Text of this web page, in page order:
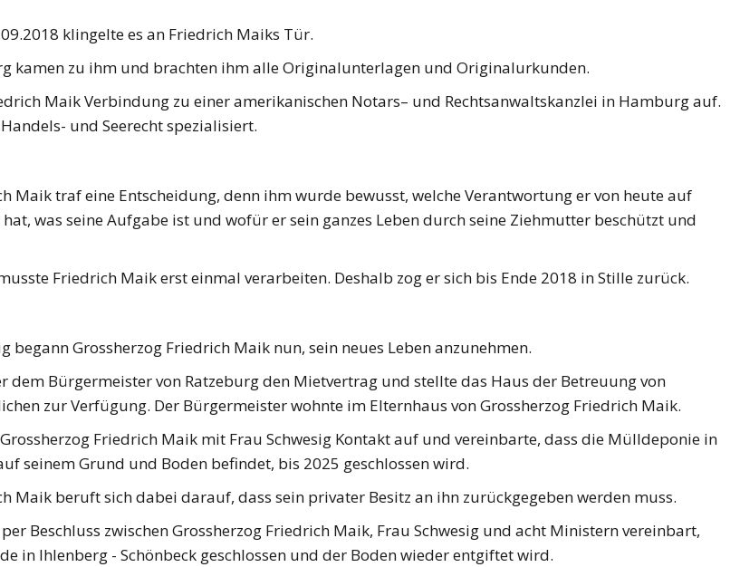
klingelte es an Friedrich Maiks Tür.
kamen zu ihm und brachten ihm alle Originalunterlagen und Originalurkunden.
Maik Verbindung zu einer amerikanischen Notars– und Rechtsanwaltskanzlei in Hamburg auf.
und Seerecht spezialisiert.
Maik traf eine Entscheidung, denn ihm wurde bewusst, welche Verantwortung er von heute auf
was seine Aufgabe ist und wofür er sein ganzes Leben durch seine Ziehmutter beschützt und
Friedrich Maik erst einmal verarbeiten. Deshalb zog er sich bis Ende 2018 in Stille zurück.
begann Grossherzog Friedrich Maik nun, sein neues Leben anzunehmen.
dem Bürgermeister von Ratzeburg den Mietvertrag und stellte das Haus der Betreuung von
zur Verfügung. Der Bürgermeister wohnte im Elternhaus von Grossherzog Friedrich Maik.
Friedrich Maik mit Frau Schwesig Kontakt auf und vereinbarte, dass die Mülldeponie in
seinem Grund und Boden befindet, bis 2025 geschlossen wird.
Maik beruft sich dabei darauf, dass sein privater Besitz an ihn zurückgegeben werden muss.
Beschluss zwischen Grossherzog Friedrich Maik, Frau Schwesig und acht Ministern vereinbart,
in Ihlenberg - Schönbeck geschlossen und der Boden wieder entgiftet wird.